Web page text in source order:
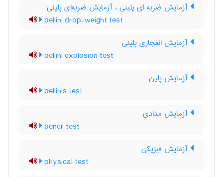
آزمایش ضربه ای پلینی ، آزمایش ضربه‌ای پلینی
pellini drop-weight test
آزمایش انفجاری پلینی
pellini explosion test
آزمایش پلین
pellin's test
آزمایش مدادی
pencil test
آزمایش فیزیکی
physical test